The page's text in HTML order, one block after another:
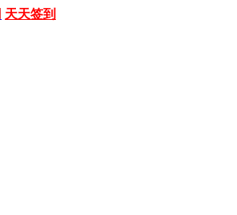
天天签到